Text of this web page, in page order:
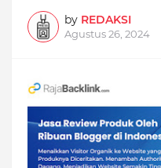
by REDAKSI
Agustus 26, 2024